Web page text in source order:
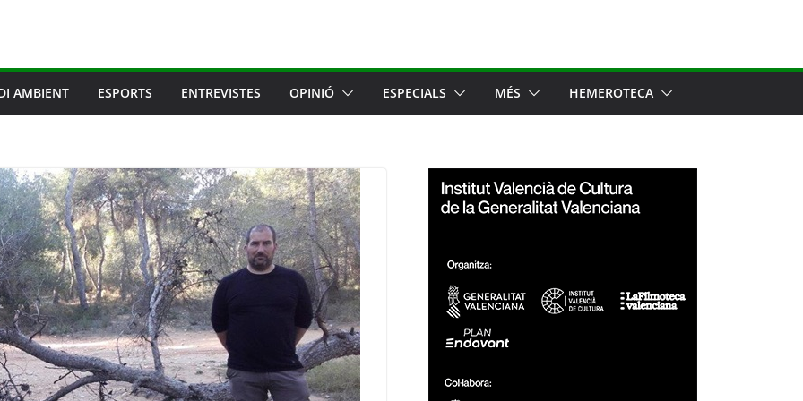
AMBIENT ESPORTS ENTREVISTES OPINIÓ ESPECIALS MÉS HEMEROTECA